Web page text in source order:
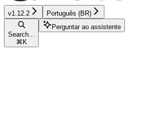
v1.12.2 Português (BR)
Search...
⌘ K
Perguntar ao assistente